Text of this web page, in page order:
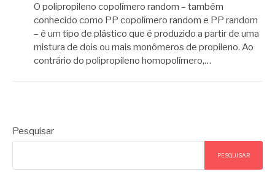
O polipropileno copolímero random – também
conhecido como PP copolímero random e PP random
– é um tipo de plástico que é produzido a partir de uma
mistura de dois ou mais monômeros de propileno. Ao
contrário do polipropileno homopolímero,…
Pesquisar
PESQUISAR